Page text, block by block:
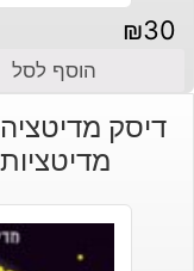
₪30
הוסף לסל